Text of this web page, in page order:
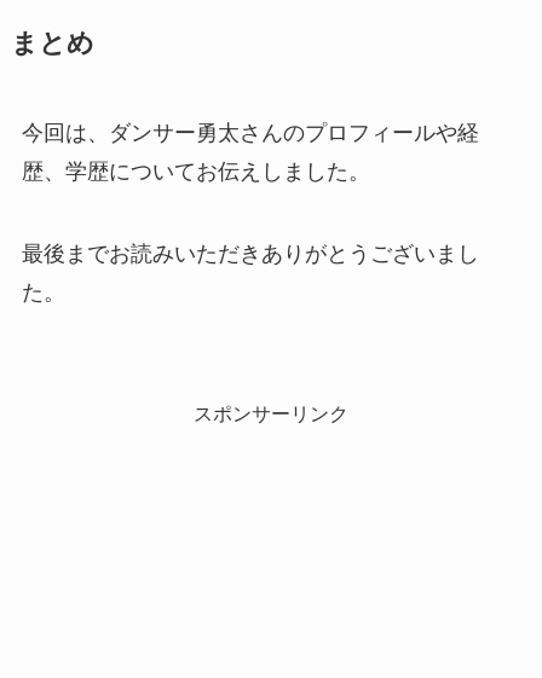
まとめ
今回は、ダンサー勇太さんのプロフィールや経
歴、学歴についてお伝えしました。
最後までお読みいただきありがとうございまし
た。
スポンサーリンク